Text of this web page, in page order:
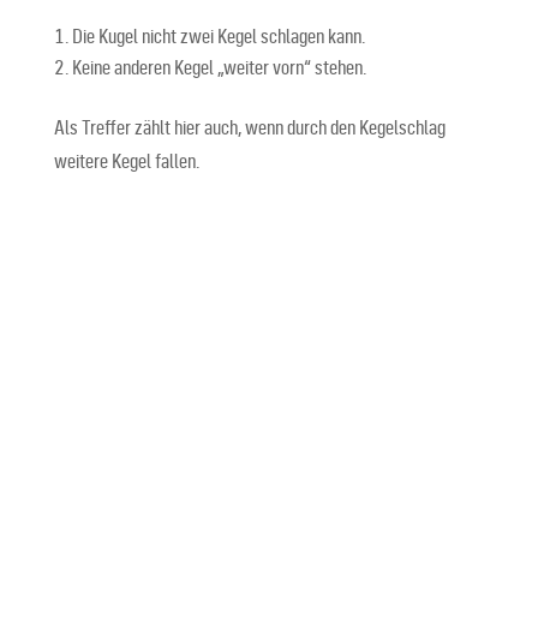
Die Kugel nicht zwei Kegel schlagen kann.
Keine anderen Kegel „weiter vorn“ stehen.
Als Treffer zählt hier auch, wenn durch den Kegelschlag
weitere Kegel fallen.